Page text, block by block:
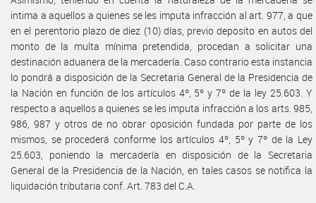
intima a aquellos a quienes se les imputa infracción al art. 977, a que
en el perentorio plazo de diez (10) días, previo deposito en autos del
monto de la multa mínima pretendida, procedan a solicitar una
destinación aduanera de la mercadería. Caso contrario esta instancia
lo pondrá a disposición de la Secretaria General de la Presidencia de
la Nación en función de los artículos 4º, 5º y 7º de la ley 25.603. Y
respecto a aquellos a quienes se les imputa infracción a los arts. 985,
986, 987 y otros de no obrar oposición fundada por parte de los
mismos, se procederá conforme los artículos 4º, 5º y 7º de la Ley
25.603, poniendo la mercadería en disposición de la Secretaria
General de la Presidencia de la Nación, en tales casos se notifica la
liquidación tributaria conf. Art. 783 del C.A.